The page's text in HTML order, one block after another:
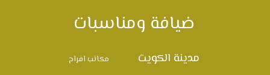
ضيافة ومناسبات
مدينة الكويت مكاتب افراح